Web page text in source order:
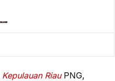
Kepulauan RiauPNG,